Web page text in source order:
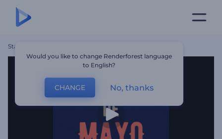
Startseite
Would you like to change Renderforest language
to English?
CHANGE No, thanks